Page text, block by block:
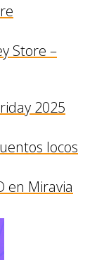
Store –
2025
locos
en Miravia